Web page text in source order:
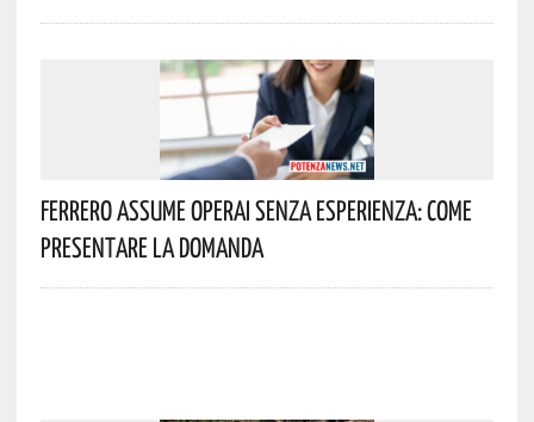
Ferrero Assume Operai Senza Esperienza: Come
Presentare La Domanda